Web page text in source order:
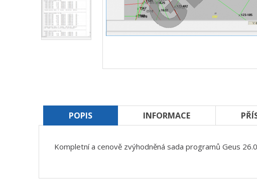
POPIS INFORMACE
Kompletní a cenově zvýhodněná sada programů Geus